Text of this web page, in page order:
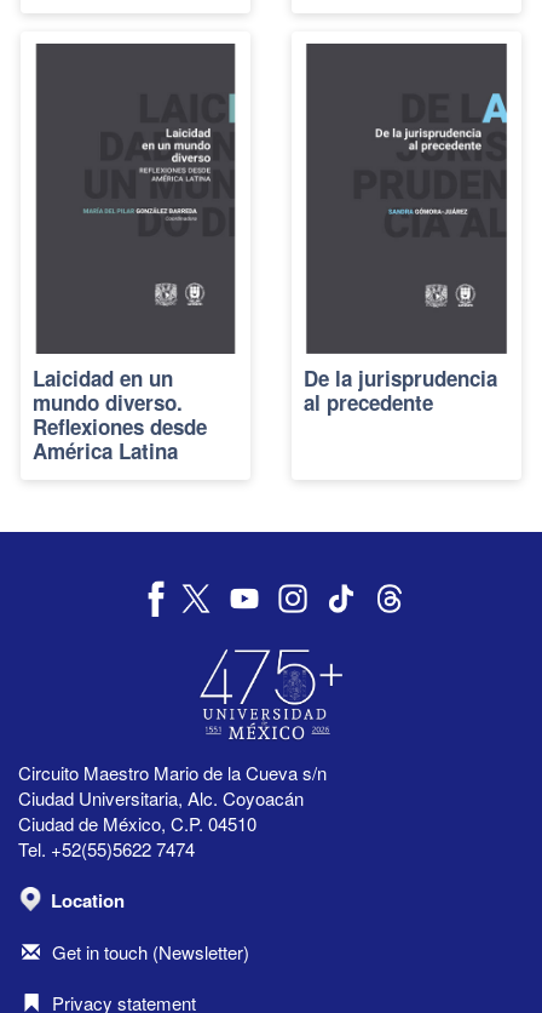
Laicidad en un
mundo diverso.
Reflexiones desde
América Latina
De la jurisprudencia
al precedente
Circuito Maestro Mario de la Cueva s/n
Ciudad Universitaria, Alc. Coyoacán
Ciudad de México, C.P. 04510
Tel. +52(55)5622 7474
Location
Get in touch (Newsletter)
Privacy statement